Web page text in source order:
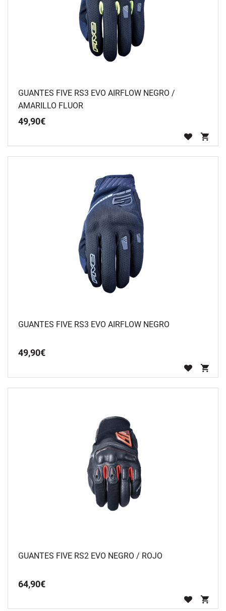
GUANTES FIVE RS3 EVO AIRFLOW NEGRO /
AMARILLO FLUOR
49,90€
GUANTES FIVE RS3 EVO AIRFLOW NEGRO
49,90€
GUANTES FIVE RS2 EVO NEGRO / ROJO
64,90€